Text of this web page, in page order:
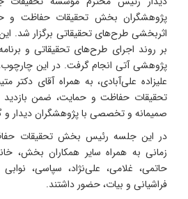
پژوهشگران بخش تحقیقات حفاظت و
اثربخشی طرح‌های تحقیقاتی برگزار شد.
بر روند اجرای طرح‌های تحقیقاتی و
پژوهشی آتی انجام گرفت. در این
علیزاده علی‌آبادی، به همراه آقای دکتر
تحقیقات حفاظت و حمایت، ضمن
صمیمانه و تخصصی با پژوهشگران دیدار و
در این جلسه رئیس بخش تحقیقات
زمانی به همراه سایر همکاران بخش،
حاتمی، غلامی، علی‌نژاد، سپاسی،
فراشیانی و بیات، حضور داشتند.